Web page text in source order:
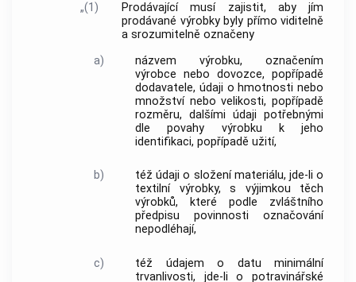
„(1)
Prodávající musí zajistit, aby jím
prodávané výrobky byly přímo viditelně
a srozumitelně označeny
a)
názvem výrobku, označením
výrobce nebo dovozce, popřípadě
dodavatele, údaji o hmotnosti nebo
množství nebo velikosti, popřípadě
rozměru, dalšími údaji potřebnými
dle povahy výrobku k jeho
identifikaci, popřípadě užití,
b)
též údaji o složení materiálu, jde-li o
textilní výrobky, s výjimkou těch
výrobků, které podle zvláštního
předpisu povinnosti označování
nepodléhají,
c)
též údajem o datu minimální
trvanlivosti, jde-li o potravinářské